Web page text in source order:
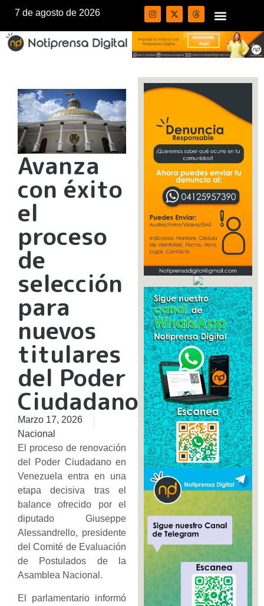
7 de agosto de 2026
Avanza
con éxito
el
proceso
de
selección
para
nuevos
titulares
del Poder
Ciudadano
Marzo 17, 2026
Nacional
El proceso de renovación
del Poder Ciudadano en
Venezuela entra en una
etapa decisiva tras el
balance ofrecido por el
diputado Giuseppe
Alessandrello, presidente
del Comité de Evaluación
de Postulados de la
Asamblea Nacional.
El parlamentario informó